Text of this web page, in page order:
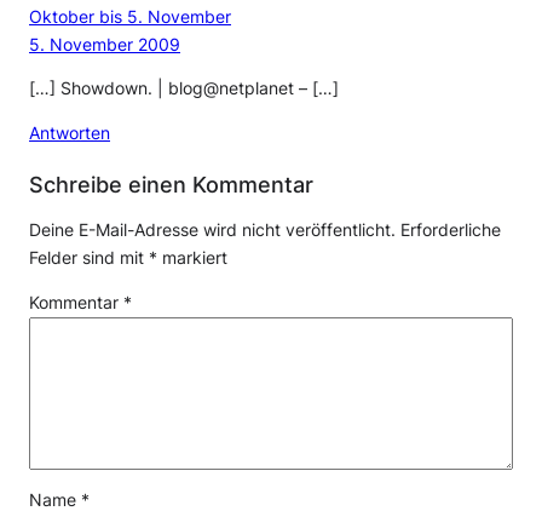
Oktober bis 5. November
5. November 2009
[…] Showdown. | blog@netplanet – […]
Antworten
Schreibe einen Kommentar
Deine E-Mail-Adresse wird nicht veröffentlicht. Erforderliche
Felder sind mit * markiert
Kommentar *
Name *